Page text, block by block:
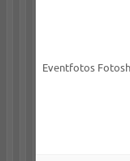
Eventfotos